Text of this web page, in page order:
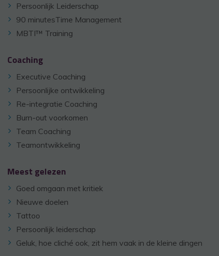
Persoonlijk Leiderschap
90 minutesTime Management
MBTI™ Training
Coaching
Executive Coaching
Persoonlijke ontwikkeling
Re-integratie Coaching
Burn-out voorkomen
Team Coaching
Teamontwikkeling
Meest gelezen
Goed omgaan met kritiek
Nieuwe doelen
Tattoo
Persoonlijk leiderschap
Geluk, hoe cliché ook, zit hem vaak in de kleine dingen